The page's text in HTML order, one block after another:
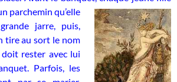
parchemin qu’elle
jarre, puis,
tire au sort le nom
rester avec lui
Parfois, les